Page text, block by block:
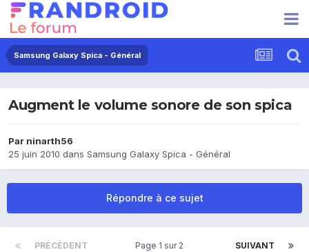
Samsung Galaxy Spica - Général
Augment le volume sonore de son spica
Par ninarth56
25 juin 2010 dans Samsung Galaxy Spica - Général
Répondre à ce sujet
PRÉCÉDENT SUIVANT
Page 1 sur 2